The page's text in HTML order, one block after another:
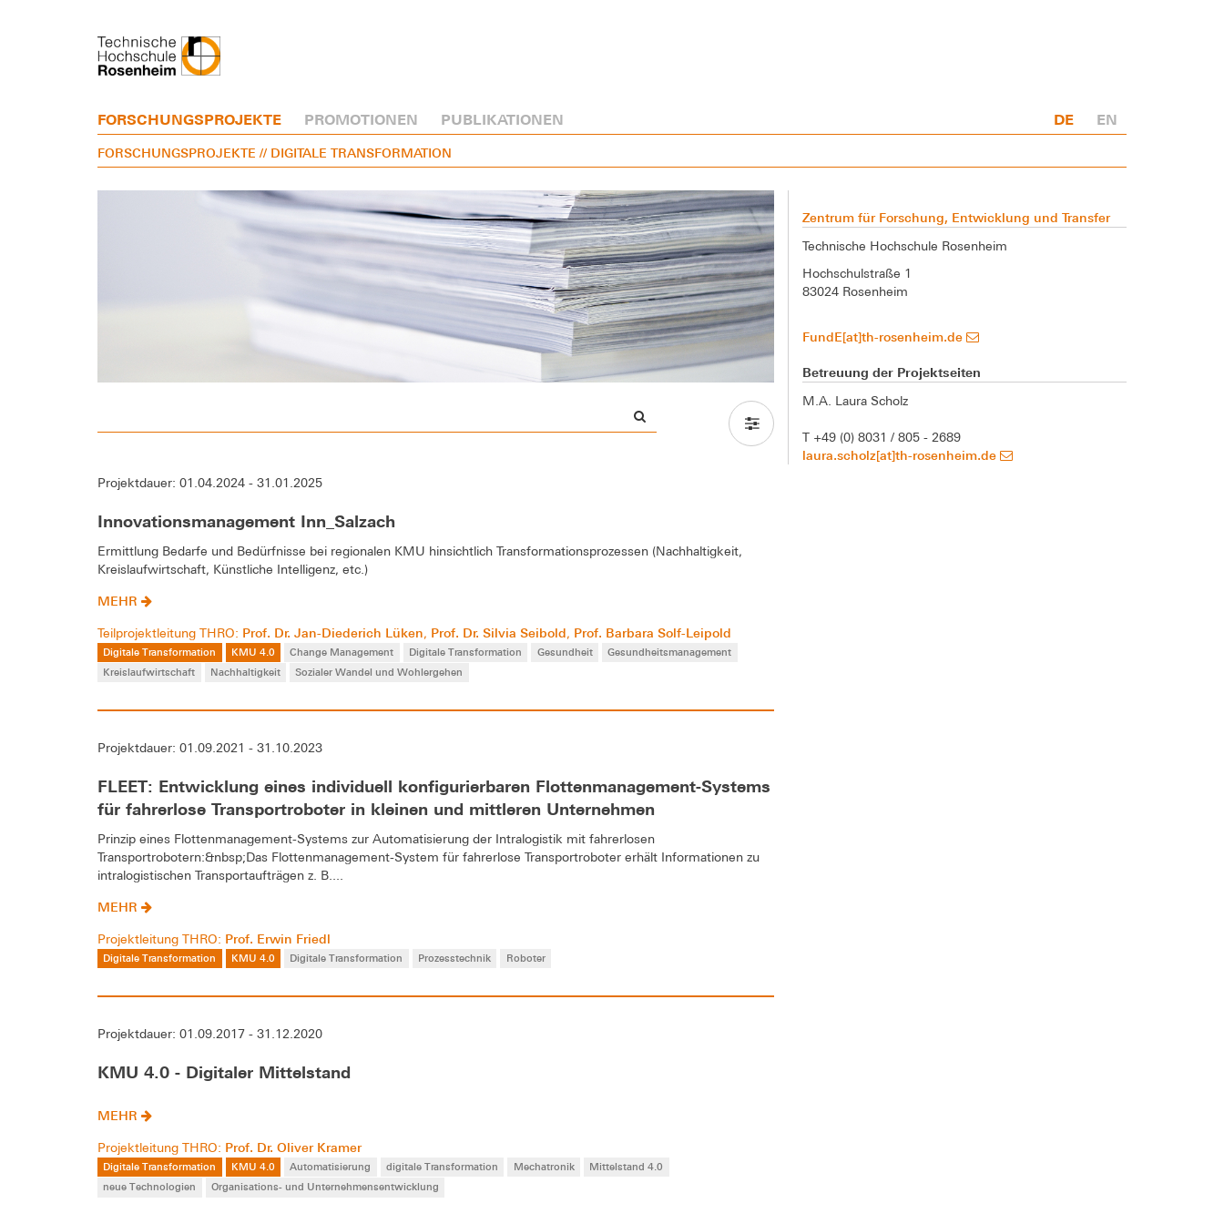
FORSCHUNGSPROJEKTE PROMOTIONEN PUBLIKATIONEN DE EN
FORSCHUNGSPROJEKTE // DIGITALE TRANSFORMATION
Projektdauer: 01.04.2024 - 31.01.2025
Innovationsmanagement Inn_Salzach
Ermittlung Bedarfe und Bedürfnisse bei regionalen KMU hinsichtlich Transformationsprozessen (Nachhaltigkeit,
Kreislaufwirtschaft, Künstliche Intelligenz, etc.)
MEHR
Teilprojektleitung THRO: Prof. Dr. Jan-Diederich Lüken, Prof. Dr. Silvia Seibold, Prof. Barbara Solf-Leipold
Digitale Transformation KMU 4.0 Change Management Digitale Transformation Gesundheit
Gesundheitsmanagement
Kreislaufwirtschaft
Nachhaltigkeit Sozialer Wandel und Wohlergehen
Projektdauer: 01.09.2021 - 31.10.2023
FLEET: Entwicklung eines individuell konfigurierbaren Flottenmanagement-Systems
für fahrerlose Transportroboter in kleinen und mittleren Unternehmen
Prinzip eines Flottenmanagement-Systems zur Automatisierung der Intralogistik mit fahrerlosen
Transportrobotern:&nbsp;Das Flottenmanagement-System für fahrerlose Transportroboter erhält Informationen zu
intralogistischen Transportaufträgen z. B....
MEHR
Projektleitung THRO: Prof. Erwin Friedl
Digitale Transformation KMU 4.0 Digitale Transformation Prozesstechnik Roboter
Projektdauer: 01.09.2017 - 31.12.2020
KMU 4.0 - Digitaler Mittelstand
MEHR
Projektleitung THRO: Prof. Dr. Oliver Kramer
Digitale Transformation KMU 4.0 Automatisierung digitale Transformation Mechatronik
Mittelstand 4.0
neue Technologien
Organisations- und Unternehmensentwicklung
Zentrum für Forschung, Entwicklung und Transfer
Technische Hochschule Rosenheim
Hochschulstraße 1
83024 Rosenheim
FundE[at]th-rosenheim.de
Betreuung der Projektseiten
M.A. Laura Scholz
T +49 (0) 8031 / 805 - 2689
laura.scholz[at]th-rosenheim.de